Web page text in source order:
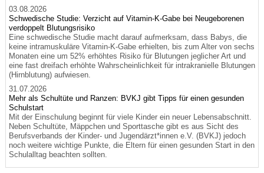
03.08.2026
Schwedische Studie: Verzicht auf Vitamin-K-Gabe bei Neugeborenen
verdoppelt Blutungsrisiko
Eine schwedische Studie macht darauf aufmerksam, dass Babys, die
keine intramuskuläre Vitamin-K-Gabe erhielten, bis zum Alter von sechs
Monaten eine um 52% erhöhtes Risiko für Blutungen jeglicher Art und
eine fast dreifach erhöhte Wahrscheinlichkeit für intrakranielle Blutungen
(Hirnblutung) aufwiesen.
31.07.2026
Mehr als Schultüte und Ranzen: BVKJ gibt Tipps für einen gesunden
Schulstart
Mit der Einschulung beginnt für viele Kinder ein neuer Lebensabschnitt.
Neben Schultüte, Mäppchen und Sporttasche gibt es aus Sicht des
Berufsverbands der Kinder- und Jugendärzt*innen e.V. (BVKJ) jedoch
noch weitere wichtige Punkte, die Eltern für einen gesunden Start in den
Schulalltag beachten sollten.